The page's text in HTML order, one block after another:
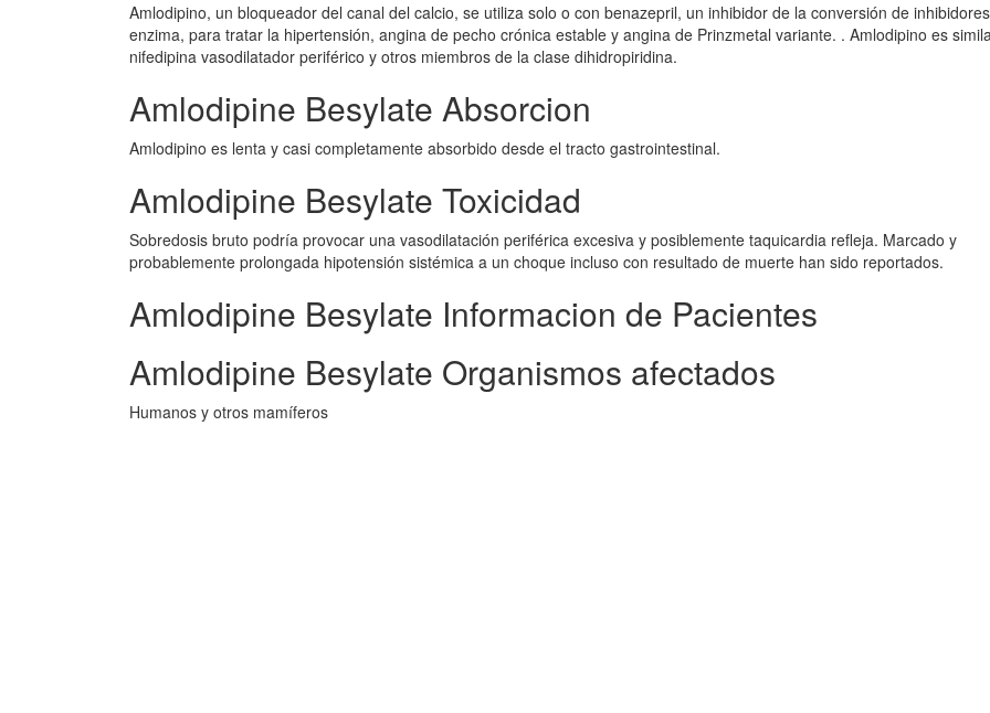
Amlodipino, un bloqueador del canal del calcio, se utiliza solo o con benazepril, un inhibidor de la conversión de
enzima, para tratar la hipertensión, angina de pecho crónica estable y angina de Prinzmetal variante. . Amlodipino es
nifedipina vasodilatador periférico y otros miembros de la clase dihidropiridina.
Amlodipine Besylate Absorcion
Amlodipino es lenta y casi completamente absorbido desde el tracto gastrointestinal.
Amlodipine Besylate Toxicidad
Sobredosis bruto podría provocar una vasodilatación periférica excesiva y posiblemente taquicardia refleja. Marcado y
probablemente prolongada hipotensión sistémica a un choque incluso con resultado de muerte han sido reportados.
Amlodipine Besylate Informacion de Pacientes
Amlodipine Besylate Organismos afectados
Humanos y otros mamíferos